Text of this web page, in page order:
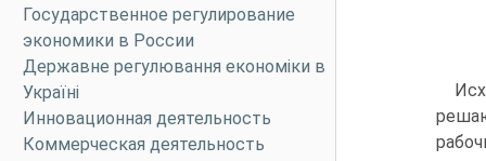
Государственное регулирование
экономики в России
Державне регулювання економіки в
Україні
Инновационная деятельность
Коммерческая деятельность